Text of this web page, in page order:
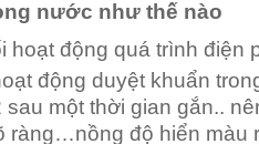
nước như thế nào
hoạt động quá trình điện
động duyệt khuẩn
một thời gian gắn..
ràng…nồng độ hiển